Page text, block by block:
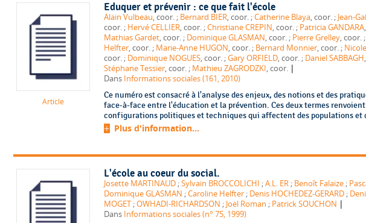
Article
Eduquer et prévenir : ce que fait l'école
Alain Vulbeau , coor. ; Bernard BIER , coor. ;Catherine Blaya , coor. ; Jean-
coor. ; Hervé CELLIER , coor. ;Christiane CREPIN , coor. ; Patricia GANDARA
Mathias Gardet
, coor. ; Dominique GLASMAN , coor. ; Pierre Grelley , coor. ;
Helfter
, coor. ; Marie-Anne HUGON , coor. ; Bernard Monnier , coor. ;
coor. ; Dominique NOGUES , coor. ;Gary ORFIELD , coor. ; Daniel SABBAGH
Stéphane Tessier
, coor. ; Mathieu ZAGRODZKI, coor. |
Dans Informations sociales (161, 2010)
Ce numéro est consacré à l'analyse des enjeux, des notions et des
face-à-face entre l'éducation et la prévention. Ces deux termes renvoient
configurations politiques et techniques qui affectent des populations et
Plus d'information...
L'école au coeur du social.
Josette MARTINAUD ;Sylvain BROCCOLICHI ;A.L. ER ; Benoît Falaize ;
Dominique GLASMAN ;Caroline Helfter ; Denis HOCHEDEZ-GERARD ;
MOGET ;OWHADI-RICHARDSON ; Joël Roman ; Patrick SOUCHON |
Dans Informations sociales (n° 75, 1999)